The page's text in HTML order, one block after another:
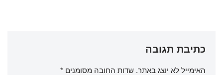
כתיבת תגובה
האימייל לא יוצג באתר. שדות החובה מסומנים *